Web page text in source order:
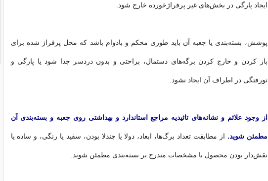
ایجاد پارگی در بخش‌های غیر پرفراژخورده خارج شود. ‌
پوشش، بسته‌بندی یا جعبه آن باید طوری محکم و بادوام باشد که محل پرفراژ شده برای
باز کردن و خارج کردن برگه‌های دستمال، براحتی و بدون دردسر جدا شود یا پارگی و
تورفتگی در اطراف آن ایجاد نشود. ‌
از وجود علائم و نشانه‌های تائیدیه مراجع استاندارد و بهداشتی روی جعبه و بسته‌بندی آن
مطمئن شوید. از مطابقت تعداد برگ‌‌ها، ابعاد، دولا یا چندلا بودن، سفید یا رنگی، و ساده یا
نقش‌دار بودن محصول با مشخصات مندرج بر بسته‌بندی مطمئن شوید. ‌